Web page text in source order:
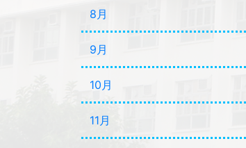
8月
9月
10月
11月